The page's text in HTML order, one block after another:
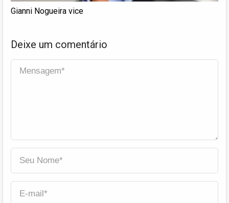
Gianni Nogueira vice
Deixe um comentário